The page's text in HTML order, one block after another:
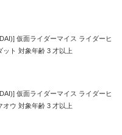
仮面ライダーマイス ライダーヒ
ット 対象年齢 3 才以上
仮面ライダーマイス ライダーヒ
オウ 対象年齢 3 才以上